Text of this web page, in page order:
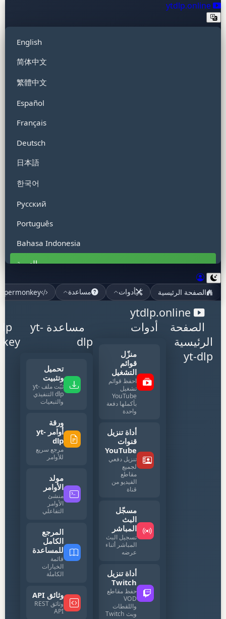
English
简体中文
繁體中文
Español
Français
Deutsch
日本語
한국어
Русский
Português
Bahasa Indonesia
العربية
हिन्दी
Tiếng Việt
Bahasa Malaysia
Filipino
الصفحة الرئيسية أدوات مساعدة
الصفحة
الرئيسية
yt-dlp
أدوات
منزّل
قوائم
التشغيل
احفظ قوائم
تشغيل
YouTube
بأكملها دفعة
واحدة
أداة تنزيل
قنوات
YouTube
تنزيل دفعي
لجميع
مقاطع
الفيديو من
قناة
مسجّل
البث
المباشر
تسجيل البث
المباشر أثناء
عرضه
أداة تنزيل
Twitch
حفظ مقاطع
VOD
واللقطات
وبث Twitch
مساعدة yt-
dlp
تحميل
وتثبيت
ثبّت ملف yt-
dlp التنفيذي
والتبعيات
ورقة
أوامر yt-
dlp
مرجع سريع
للأوامر
مولد
الأوامر
منشئ
الأوامر
التفاعلي
المرجع
الكامل
للمساعدة
قائمة
الخيارات
الكاملة
وثائق API
وثائق REST
API